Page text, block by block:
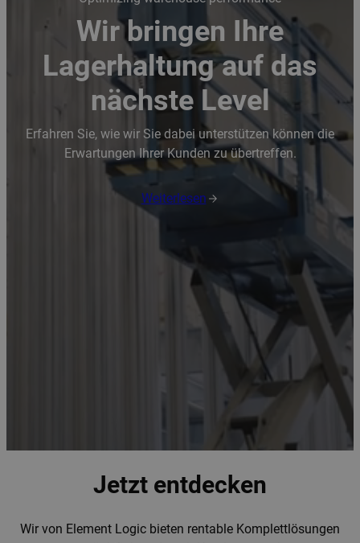
Wir bringen Ihre
Lagerhaltung auf das
nächste Level
Erfahren Sie, wie wir Sie dabei unterstützen können die
Erwartungen Ihrer Kunden zu übertreffen.
Weiterlesen
Jetzt entdecken
Wir von Element Logic bieten rentable Komplettlösungen